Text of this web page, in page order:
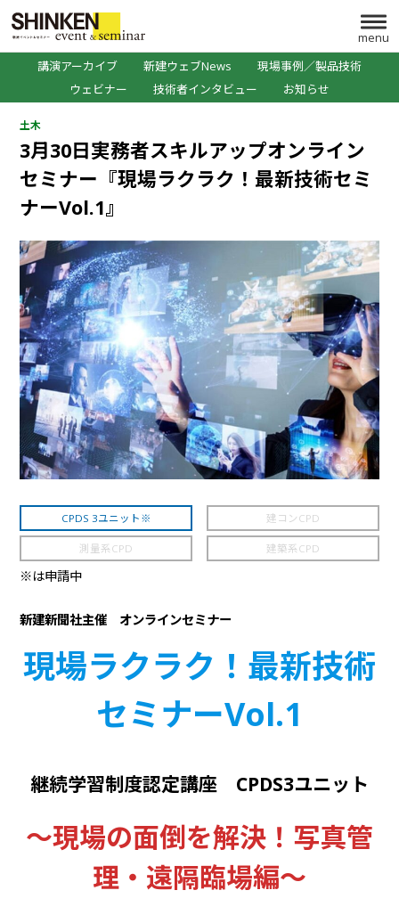
menu
講演アーカイブ
新建ウェブNews
現場事例／製品技術
ウェビナー
技術者インタビュー お知らせ
土木
3月30日実務者スキルアップオンライン
セミナー『現場ラクラク！最新技術セミ
ナーVol.1』
CPDS 3ユニット※ 建コンCPD
測量系CPD 建築系CPD
※は申請中
新建新聞社主催 オンラインセミナー
現場ラクラク！最新技術
セミナーVol.1
継続学習制度認定講座 CPDS3ユニット
～現場の面倒を解決！写真管
理・遠隔臨場編～